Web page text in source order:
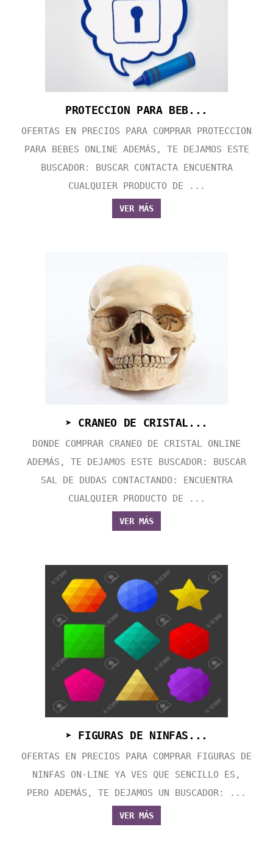
PROTECCION PARA BEB...
OFERTAS EN PRECIOS PARA COMPRAR PROTECCION
PARA BEBES ONLINE ADEMÁS, TE DEJAMOS ESTE
BUSCADOR: BUSCAR CONTACTA ENCUENTRA
CUALQUIER PRODUCTO DE ...
VER MÁS
➤ CRANEO DE CRISTAL...
DONDE COMPRAR CRANEO DE CRISTAL ONLINE
ADEMÁS, TE DEJAMOS ESTE BUSCADOR: BUSCAR
SAL DE DUDAS CONTACTANDO: ENCUENTRA
CUALQUIER PRODUCTO DE ...
VER MÁS
➤ FIGURAS DE NINFAS...
OFERTAS EN PRECIOS PARA COMPRAR FIGURAS DE
NINFAS ON-LINE YA VES QUE SENCILLO ES,
PERO ADEMÁS, TE DEJAMOS UN BUSCADOR: ...
VER MÁS